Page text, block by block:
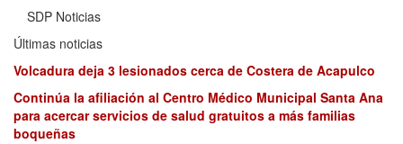
SDP Noticias
Últimas noticias
Volcadura deja 3 lesionados cerca de Costera de Acapulco
Continúa la afiliación al Centro Médico Municipal Santa Ana
para acercar servicios de salud gratuitos a más familias
boqueñas